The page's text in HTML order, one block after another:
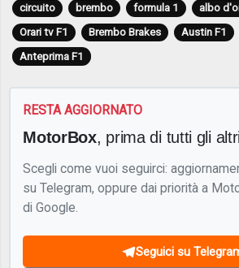
circuito brembo formula 1 albo
Orari tv F1
Brembo Brakes Austin F1
Anteprima F1
RESTA AGGIORNATO
MotorBox, prima di tutti gli altri
Scegli come vuoi seguirci:
su Telegram, oppure dai priorità a
di Google.
Seguici su